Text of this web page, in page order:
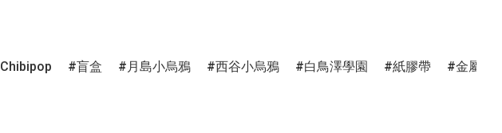
Chibipop 盲盒 月島小烏鴉 西谷小烏鴉 白鳥澤學園 紙膠帶 金屬書